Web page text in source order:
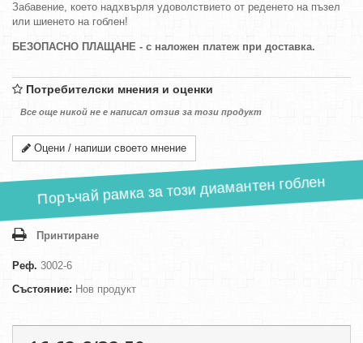
Забавение, което надхвърля удоволствието от реденето на пъзел
или шиенето на гоблен!
БЕЗОПАСНО ПЛАЩАНЕ - с наложен платеж при доставка.
Потребителски мнения и оценки
Все още никой не е написал отзив за този продукт
Оцени / напиши своето мнение
Поръчай рамка за този диамантен гоблен
Принтиране
Реф. 3002-6
Състояние: Нов продукт